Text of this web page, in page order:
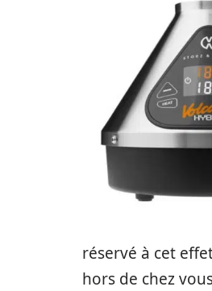
réservé à cet
hors de chez